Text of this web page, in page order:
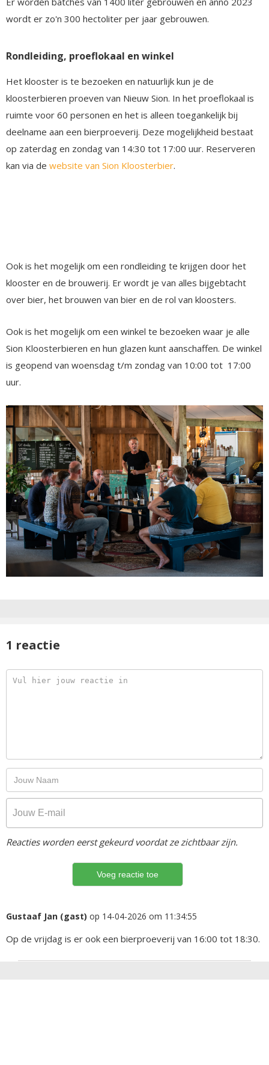
wordt er zo'n 300 hectoliter per jaar gebrouwen.
Rondleiding, proeflokaal en winkel
Het klooster is te bezoeken en natuurlijk kun je de
kloosterbieren proeven van Nieuw Sion. In het proeflokaal is
ruimte voor 60 personen en het is alleen toegankelijk bij
deelname aan een bierproeverij. Deze mogelijkheid bestaat
op zaterdag en zondag van 14:30 tot 17:00 uur. Reserveren
kan via de website van Sion Kloosterbier.
Ook is het mogelijk om een rondleiding te krijgen door het
klooster en de brouwerij. Er wordt je van alles bijgebtacht
over bier, het brouwen van bier en de rol van kloosters.
Ook is het mogelijk om een winkel te bezoeken waar je alle
Sion Kloosterbieren en hun glazen kunt aanschaffen. De winkel
is geopend van woensdag t/m zondag van 10:00 tot 17:00
uur.
1 reactie
Reacties worden eerst gekeurd voordat ze zichtbaar zijn.
Gustaaf Jan (gast) op 14-04-2026 om 11:34:55
Op de vrijdag is er ook een bierproeverij van 16:00 tot 18:30.